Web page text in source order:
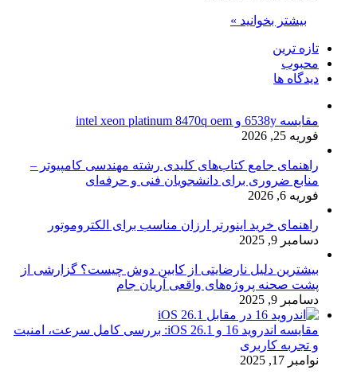
بیشتر بخوانید »
تازه ترین
محبوب
دیدگاه ها
مقایسه 6538y و intel xeon platinum 8470q oem
فوریه 25, 2026
راهنمای جامع کتاب‌های کلیدی رشته مهندسی کامپیوتر –
منابع ضروری برای دانشجویان فنی و حرفه‌ای
فوریه 6, 2026
راهنمای خرید اینورتر ارزان مناسب برای الکتروموتور
دسامبر 9, 2025
بیشترین دلیل نارضایتی از کابین دوش چیست؟ گزارشی از
پشت صحنه پروژه‌های واقعی آریان جام
دسامبر 9, 2025
مقایسه اندروید 16 و iOS 26.1: بررسی کامل سرعت، امنیت
و تجربه کاربری
نوامبر 17, 2025